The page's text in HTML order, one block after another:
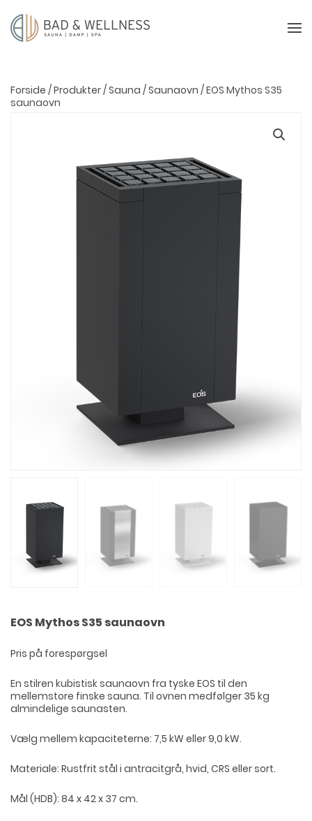
Forside /Produkter/Sauna /Saunaovn / EOS Mythos S35
saunaovn
EOS Mythos S35 saunaovn
Pris på forespørgsel
En stilren kubistisk saunaovn fra tyske EOS til den
mellemstore finske sauna. Til ovnen medfølger 35 kg
almindelige saunasten.
Vælg mellem kapaciteterne: 7,5 kW eller 9,0 kW.
Materiale: Rustfrit stål i antracitgrå, hvid, CRS eller sort.
Mål (HDB): 84 x 42 x 37 cm.